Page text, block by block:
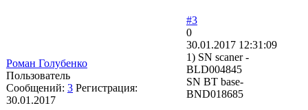
Роман Голубенко
Пользователь
Сообщений: 3 Регистрация:
30.01.2017
#3
0
30.01.2017 12:31:09
1) SN scaner -
BLD004845
SN BT base-
BND018685